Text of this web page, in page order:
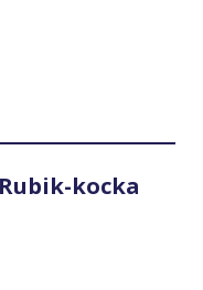
kocka